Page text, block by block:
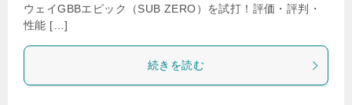
ウェイGBBエピック（SUB ZERO）を試打！評価・評判・
性能 […]
続きを読む